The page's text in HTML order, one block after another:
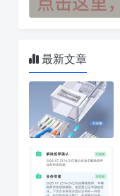
最新文章